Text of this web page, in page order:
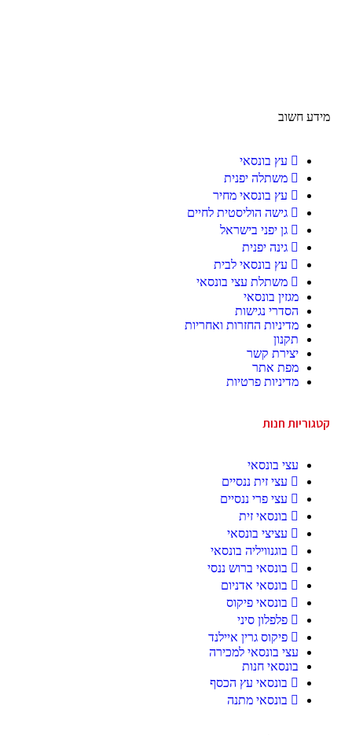
מידע חשוב
עץ בונסאי
משתלה יפנית
עץ בונסאי מחיר
גישה הוליסטית לחיים
גן יפני בישראל
גינה יפנית
עץ בונסאי לבית
משתלת עצי בונסאי
מגזין בונסאי
הסדרי נגישות
מדיניות החזרות ואחריות
תקנון
יצירת קשר
מפת אתר
מדיניות פרטיות
קטגוריות חנות
עצי בונסאי
עצי זית ננסיים
עצי פרי ננסיים
בונסאי זית
עציצי בונסאי
בוגנוויליה בונסאי
בונסאי ברוש ננסי
בונסאי אדניום
בונסאי פיקוס
פלפלון סיני
פיקוס גרין איילנד
עצי בונסאי למכירה
בונסאי חנות
בונסאי עץ הכסף
בונסאי מתנה